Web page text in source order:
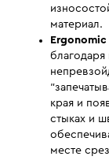
материал.
благодаря
края и
стыках и
месте